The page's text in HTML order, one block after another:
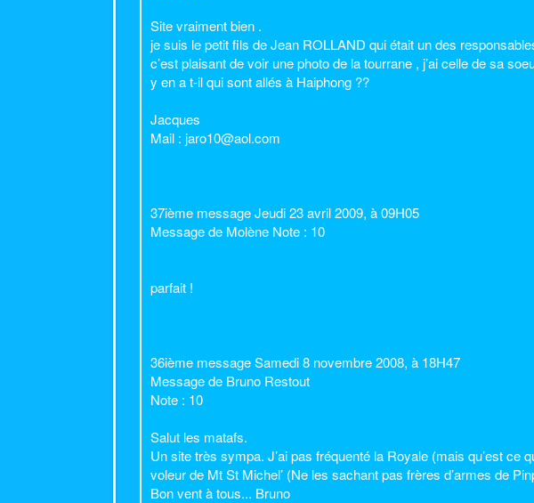
Site vraiment bien .
je suis le petit fils de Jean ROLLAND qui était un des
c’est plaisant de voir une photo de la tourrane , j’ai celle de sa
y en a t-il qui sont allés à Haiphong ??
Jacques
Mail : jaro10@aol.com
37ième message Jeudi 23 avril 2009, à 09H05
Message de Molène Note : 10
parfait !
36ième message Samedi 8 novembre 2008, à 18H47
Message de Bruno Restout
Note : 10
Salut les matafs.
Un site très sympa. J’ai pas fréquenté la Royale (mais qu’est ce
voleur de Mt St Michel’ (Ne les sachant pas frères d’armes de
Bon vent à tous... Bruno